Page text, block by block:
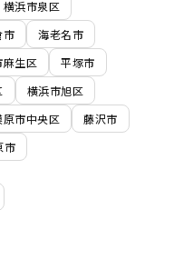
横浜市泉区
市
海老名市
麻生区
平塚市
横浜市旭区
原市中央区
藤沢市
市